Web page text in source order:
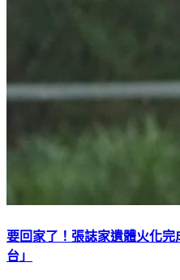
要回家了！張誌家遺體火化
台」